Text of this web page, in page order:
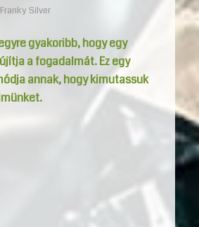
Franky Silver
gyakoribb, hogy egy
a fogadalmát. Ez egy
annak, hogy kimutassuk